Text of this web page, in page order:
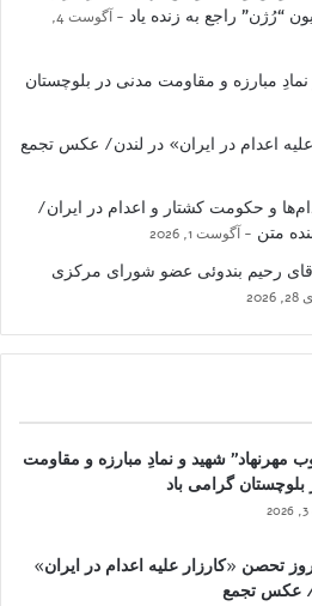
“رُژن” راجع به زنده یاد
آگوست 4,
نمادِ مبارزه و مقاومت مدنی در بلوچستان
اعدام در ایران» در لندن/ عکس تجمع
و حکومت کشتار و اعدام در ایران/
متن
آگوست 1, 2026
آقای رحیم بندوئی عضو شورای مرکزی
مهرنهاد” شهید و نمادِ مبارزه و مقاومت
گرامی باد
تحصن «کارزار علیه اعدام در ایران»
عکس تجمع